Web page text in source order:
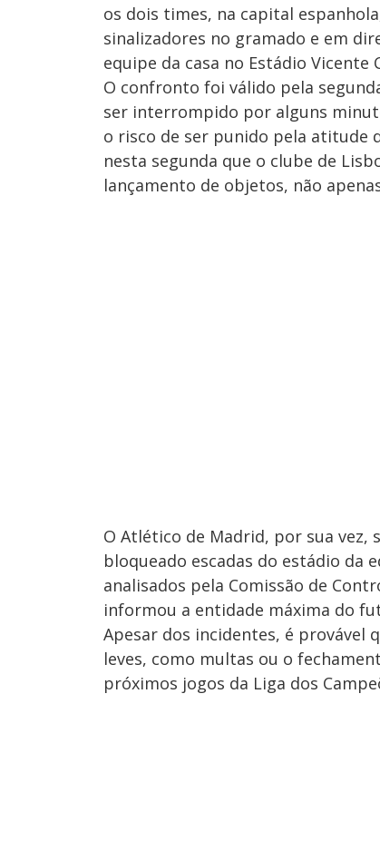
os dois times, na capital
sinalizadores no gramado e em
equipe da casa no Estádio Vicente
O confronto foi válido pela
ser interrompido por alguns
o risco de ser punido pela atitude
nesta segunda que o clube de
lançamento de objetos, não
O Atlético de Madrid, por sua
bloqueado escadas do estádio da
analisados pela Comissão de
informou a entidade máxima do
Apesar dos incidentes, é provável
leves, como multas ou o
próximos jogos da Liga dos